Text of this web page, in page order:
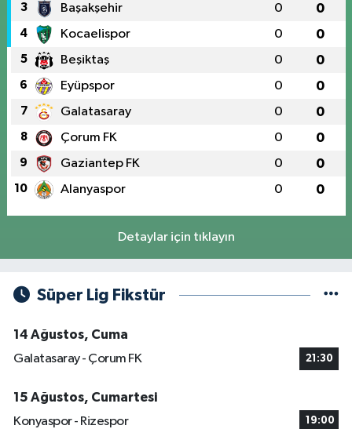
3 Başakşehir 0 0
4 Kocaelispor 0 0
5 Beşiktaş 0 0
6 Eyüpspor 0 0
7 Galatasaray 0 0
8 Çorum FK 0 0
9 Gaziantep FK 0 0
10 Alanyaspor 0 0
Detaylar için tıklayın
Süper Lig Fikstür
14 Ağustos, Cuma
Galatasaray - Çorum FK
21:30
15 Ağustos, Cumartesi
Konyaspor - Rizespor
19:00